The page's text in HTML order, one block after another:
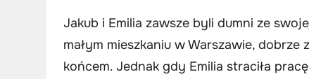
Jakub i Emilia zawsze byli dumni ze
małym mieszkaniu w Warszawie,
końcem. Jednak gdy Emilia straciła